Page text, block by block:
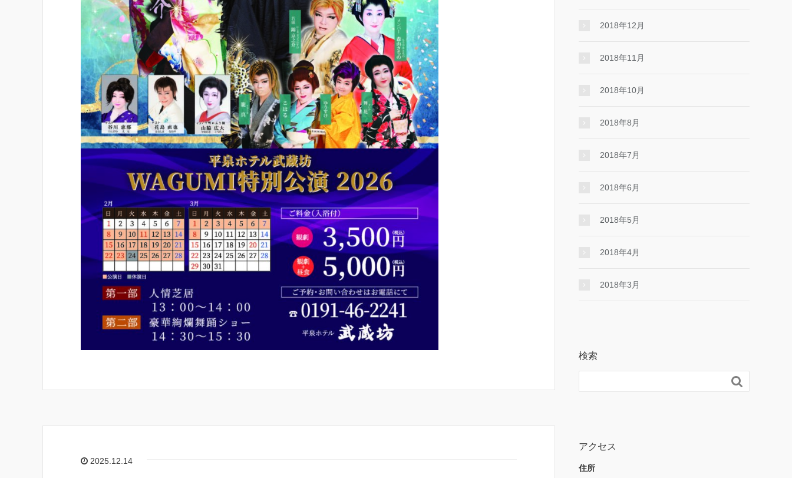
2025.12.14
2018年12月
2018年11月
2018年10月
2018年8月
2018年7月
2018年6月
2018年5月
2018年4月
2018年3月
検索

アクセス
住所